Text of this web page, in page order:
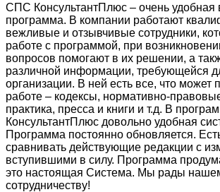
СПС КонсультантПлюс – очень удобная
программа. В компании работают
вежливые и отзывчивые сотрудники,
работе с программой, при
вопросов помогают в их решении, а
различной информации, требующейся
организации. В ней есть все, что может
работе – кодексы, нормативно-
практика, пресса и книги и т.д. В
КонсультантПлюс довольно удобная
Программа постоянно обновляется.
сравнивать действующие редакции с
вступившими в силу. Программа
это настоящая Система. Мы рады
сотрудничеству!